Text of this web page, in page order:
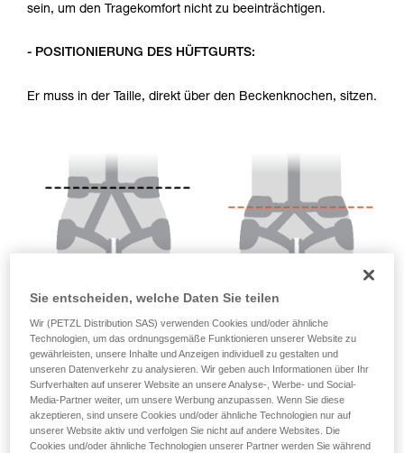
sein, um den Tragekomfort nicht zu beeinträchtigen.
- POSITIONIERUNG DES HÜFTGURTS:
Er muss in der Taille, direkt über den Beckenknochen, sitzen.
- POSITIONIERUNG DER SEITLICHEN HALTEÖSEN:
Die seitlichen Halteösen müssen sich auf der Höhe der
Hüftknochen befinden.
Sie entscheiden, welche Daten Sie teilen
Wir (PETZL Distribution SAS) verwenden Cookies und/oder ähnliche
Technologien, um das ordnungsgemäße Funktionieren unserer Website zu
gewährleisten, unsere Inhalte und Anzeigen individuell zu gestalten und
unseren Datenverkehr zu analysieren. Wir geben auch Informationen über Ihr
Surfverhalten auf unserer Website an unsere Analyse-, Werbe- und Social-
Media-Partner weiter, um unsere Werbung anzupassen. Wenn Sie diese
akzeptieren, sind unsere Cookies und/oder ähnliche Technologien nur auf
unserer Website aktiv und verfolgen Sie nicht auf andere Websites. Die
Cookies und/oder ähnliche Technologien unserer Partner werden Sie während